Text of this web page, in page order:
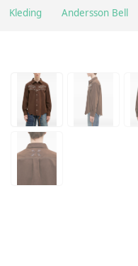
Kleding Andersson Bell